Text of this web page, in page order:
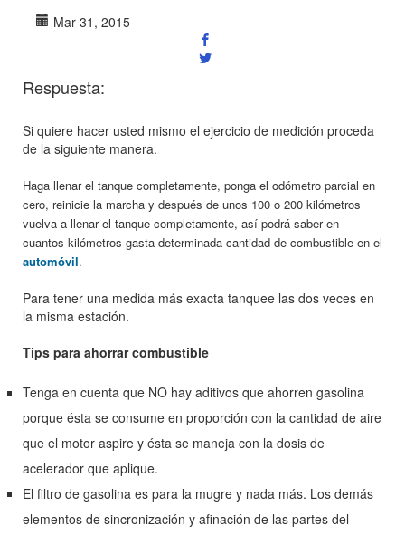
Mar 31, 2015
Respuesta:
Si quiere hacer usted mismo el ejercicio de medición proceda
de la siguiente manera.
Haga llenar el tanque completamente, ponga el odómetro parcial en
cero, reinicie la marcha y después de unos 100 o 200 kilómetros
vuelva a llenar el tanque completamente, así podrá saber en
cuantos kilómetros gasta determinada cantidad de combustible en el
automóvil.
Para tener una medida más exacta tanquee las dos veces en
la misma estación.
Tips para ahorrar combustible
Tenga en cuenta que NO hay aditivos que ahorren gasolina
porque ésta se consume en proporción con la cantidad de aire
que el motor aspire y ésta se maneja con la dosis de
acelerador que aplique.
El filtro de gasolina es para la mugre y nada más. Los demás
elementos de sincronización y afinación de las partes del